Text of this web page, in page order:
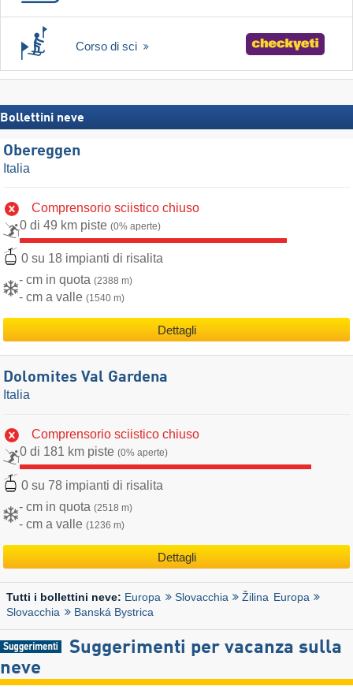
Corso di sci
Bollettini neve
Obereggen
Italia
Comprensorio sciistico chiuso
0 di 49 km piste (0% aperte)
0 su 18 impianti di risalita
- cm in quota (2388 m)
- cm a valle (1540 m)
Dettagli
Dolomites Val Gardena
Italia
Comprensorio sciistico chiuso
0 di 181 km piste (0% aperte)
0 su 78 impianti di risalita
- cm in quota (2518 m)
- cm a valle (1236 m)
Dettagli
Tutti i bollettini neve: Europa Slovacchia Žilina Europa
Slovacchia
Banská Bystrica
Suggerimenti per vacanza sulla
neve